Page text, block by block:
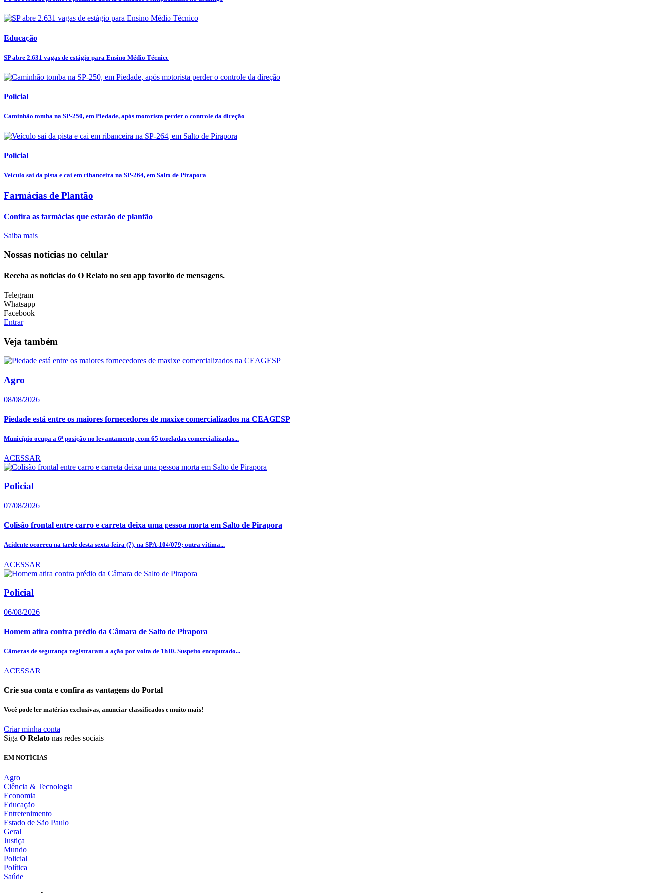
Educação
SP abre 2.631 vagas de estágio para Ensino Médio Técnico
Policial
Caminhão tomba na SP-250, em Piedade, após motorista perder o controle da direção
Policial
Veículo sai da pista e cai em ribanceira na SP-264, em Salto de Pirapora
Farmácias de Plantão
Confira as farmácias que estarão de plantão
Saiba mais
Nossas notícias no celular
Receba as notícias do O Relato no seu app favorito de mensagens.
Telegram
Whatsapp
Facebook
Entrar
Veja também
Agro
08/08/2026
Piedade está entre os maiores fornecedores de maxixe comercializados na CEAGESP
Município ocupa a 6ª posição no levantamento, com 65 toneladas comercializadas...
ACESSAR
Policial
07/08/2026
Colisão frontal entre carro e carreta deixa uma pessoa morta em Salto de Pirapora
Acidente ocorreu na tarde desta sexta-feira (7), na SPA-104/079; outra vítima...
ACESSAR
Policial
06/08/2026
Homem atira contra prédio da Câmara de Salto de Pirapora
Câmeras de segurança registraram a ação por volta de 1h30. Suspeito encapuzado...
ACESSAR
Crie sua conta e confira as vantagens do Portal
Você pode ler matérias exclusivas, anunciar classificados e muito mais!
Criar minha conta
Siga O Relato nas redes sociais
EM NOTÍCIAS
Agro
Ciência & Tecnologia
Economia
Educação
Entretenimento
Estado de São Paulo
Geral
Justiça
Mundo
Policial
Política
Saúde